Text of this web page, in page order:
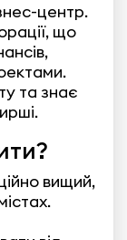
центр.
що
та знає
вищий,